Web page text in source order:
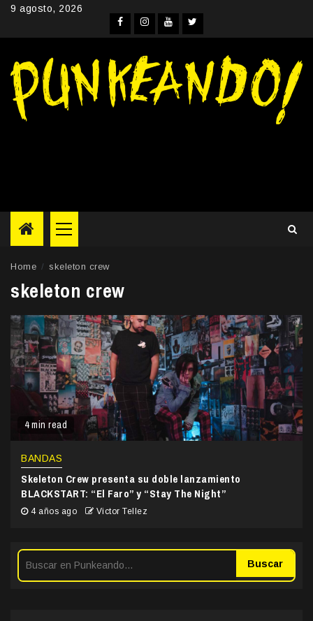
Skip9 agosto, 2026
Facebook
Instagram
YouTube
Twitter
Primary
Menu
Home skeleton crew
skeleton crew
4 min read
BANDAS
Skeleton Crew presenta su doble lanzamiento
BLACKSTART: “El Faro” y “Stay The Night”
4 años ago Victor Tellez
Buscar